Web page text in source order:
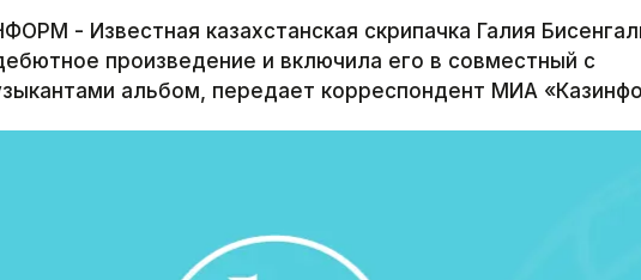
- Известная казахстанская скрипачка Галия
произведение и включила его в совместный с
альбом, передает корреспондент МИА